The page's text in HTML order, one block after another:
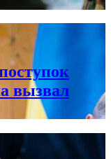
вызвал